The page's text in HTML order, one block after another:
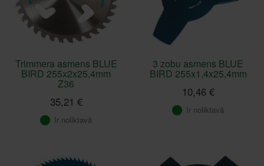
Trimmera asmens BLUE
BIRD 255x2x25,4mm
Z36
35,21 €
Ir noliktavā
3 zobu asmens BLUE
BIRD 255x1,4x25,4mm
10,46 €
Ir noliktavā